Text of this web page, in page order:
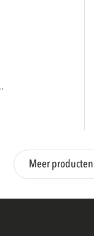
Meer